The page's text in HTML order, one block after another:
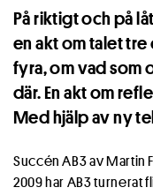
På riktigt och på
en akt om talet
fyra, om vad som
där. En akt om
Med hjälp av ny
Succén AB3 av Martin
2009 har AB3 turnerat